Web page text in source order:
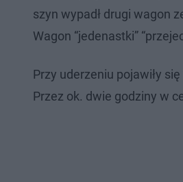
szyn wypadł drugi wagon
Wagon “jedenastki”
Przy uderzeniu pojawiły
Przez ok. dwie godziny w